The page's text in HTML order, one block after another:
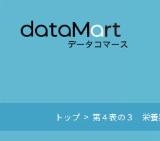
トップ 第４表の３ 栄養